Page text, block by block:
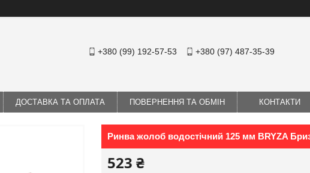
+380 (99) 192-57-53 +380 (97) 487-35-39
ДОСТАВКА ТА ОПЛАТА ПОВЕРНЕННЯ ТА ОБМІН КОНТАКТИ
Ринва жолоб водостічний 125 мм BRYZA
523 ₴